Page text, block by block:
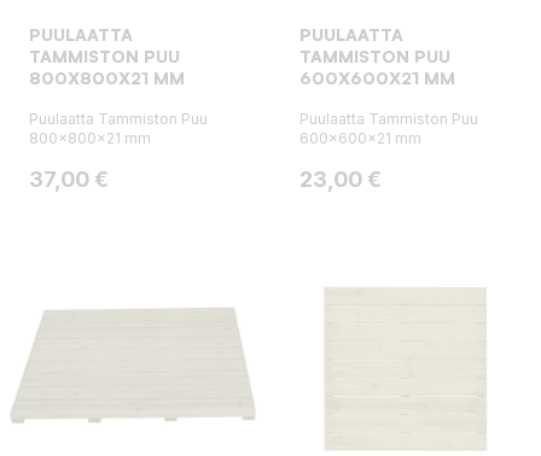
PUULAATTA
TAMMISTON PUU
800X800X21 MM
Puulaatta Tammiston Puu
800x800x21 mm
Hinta
37,00 €
PUULAATTA
TAMMISTON PUU
600X600X21 MM
Puulaatta Tammiston Puu
600x600x21 mm
Hinta
23,00 €